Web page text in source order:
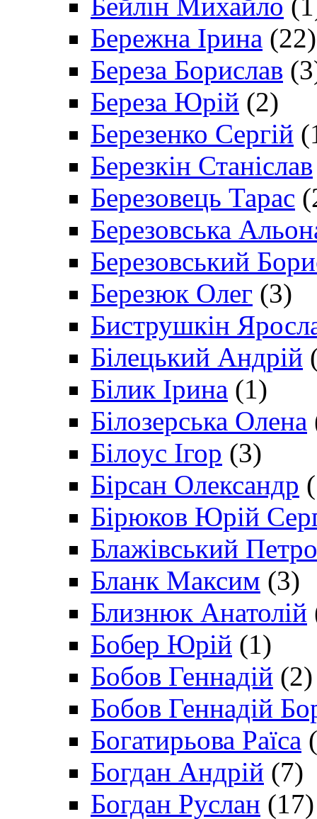
Бережна Ірина (22)
Береза Борислав
Береза Юрій (2)
Березенко Сергій
Березкін Станіслав
Березовець Тарас
Березовська
Березовський
Березюк Олег (3)
Биструшкін
Білецький Андрій
Білик Ірина (1)
Білозерська Олена
Білоус Ігор (3)
Бірсан Олександр
Бірюков Юрій
Блажівський Петро
Бланк Максим (3)
Близнюк Анатолій
Бобер Юрій (1)
Бобов Геннадій (2)
Бобов Геннадій
Богатирьова Раїса
Богдан Андрій (7)
Богдан Руслан (17)